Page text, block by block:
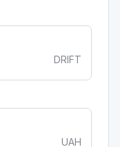
DRIFT
UAH